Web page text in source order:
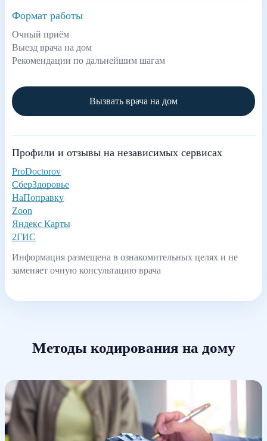
Формат работы
Очный приём
Выезд врача на дом
Рекомендации по дальнейшим шагам
Вызвать врача на дом
Профили и отзывы на независимых сервисах
ProDoctorov
СберЗдоровье
НаПоправку
Zoon
Яндекс Карты
2ГИС
Информация размещена в ознакомительных целях и не
заменяет очную консультацию врача
Методы кодирования на дому